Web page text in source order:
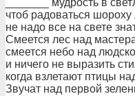
_______ мудрость в
чтоб радоваться шороху
не надо все на свете
Смеется лес над
смеется небо над
и ничего не выразить
когда взлетают птицы
Звучат над первой